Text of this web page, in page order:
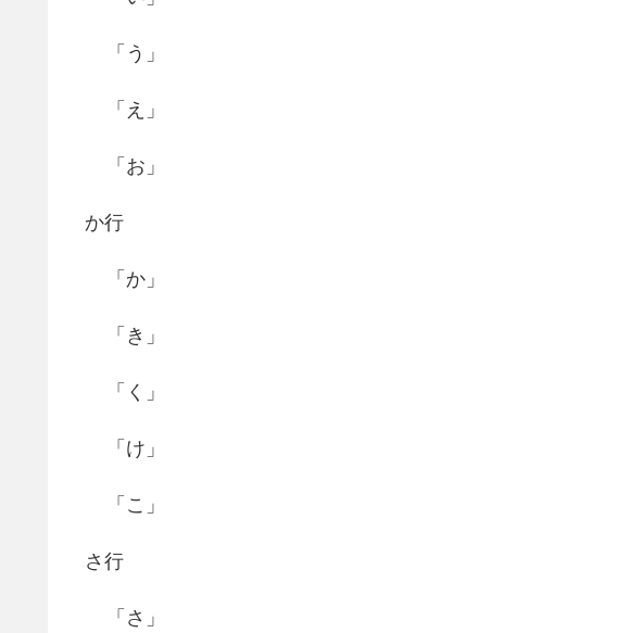
「う」
「え」
「お」
か行
「か」
「き」
「く」
「け」
「こ」
さ行
「さ」